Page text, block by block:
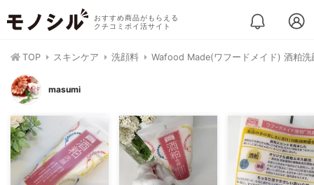
おすすめ商品がもらえる
クチコミポイ活サイト
TOP スキンケア 洗顔料 Wafood Made(ワフードメイド) 酒粕洗
masumi